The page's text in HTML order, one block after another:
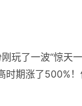
玩了一波“惊天
期涨了500%